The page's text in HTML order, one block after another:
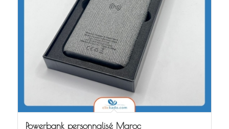
Powerbank personnalisé Maroc